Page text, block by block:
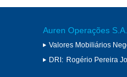
Auren Operações S.A.
Valores Mobiliários
DRI: Rogério Pereira